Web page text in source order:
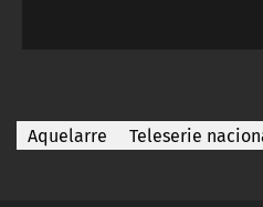
Aquelarre Teleserie